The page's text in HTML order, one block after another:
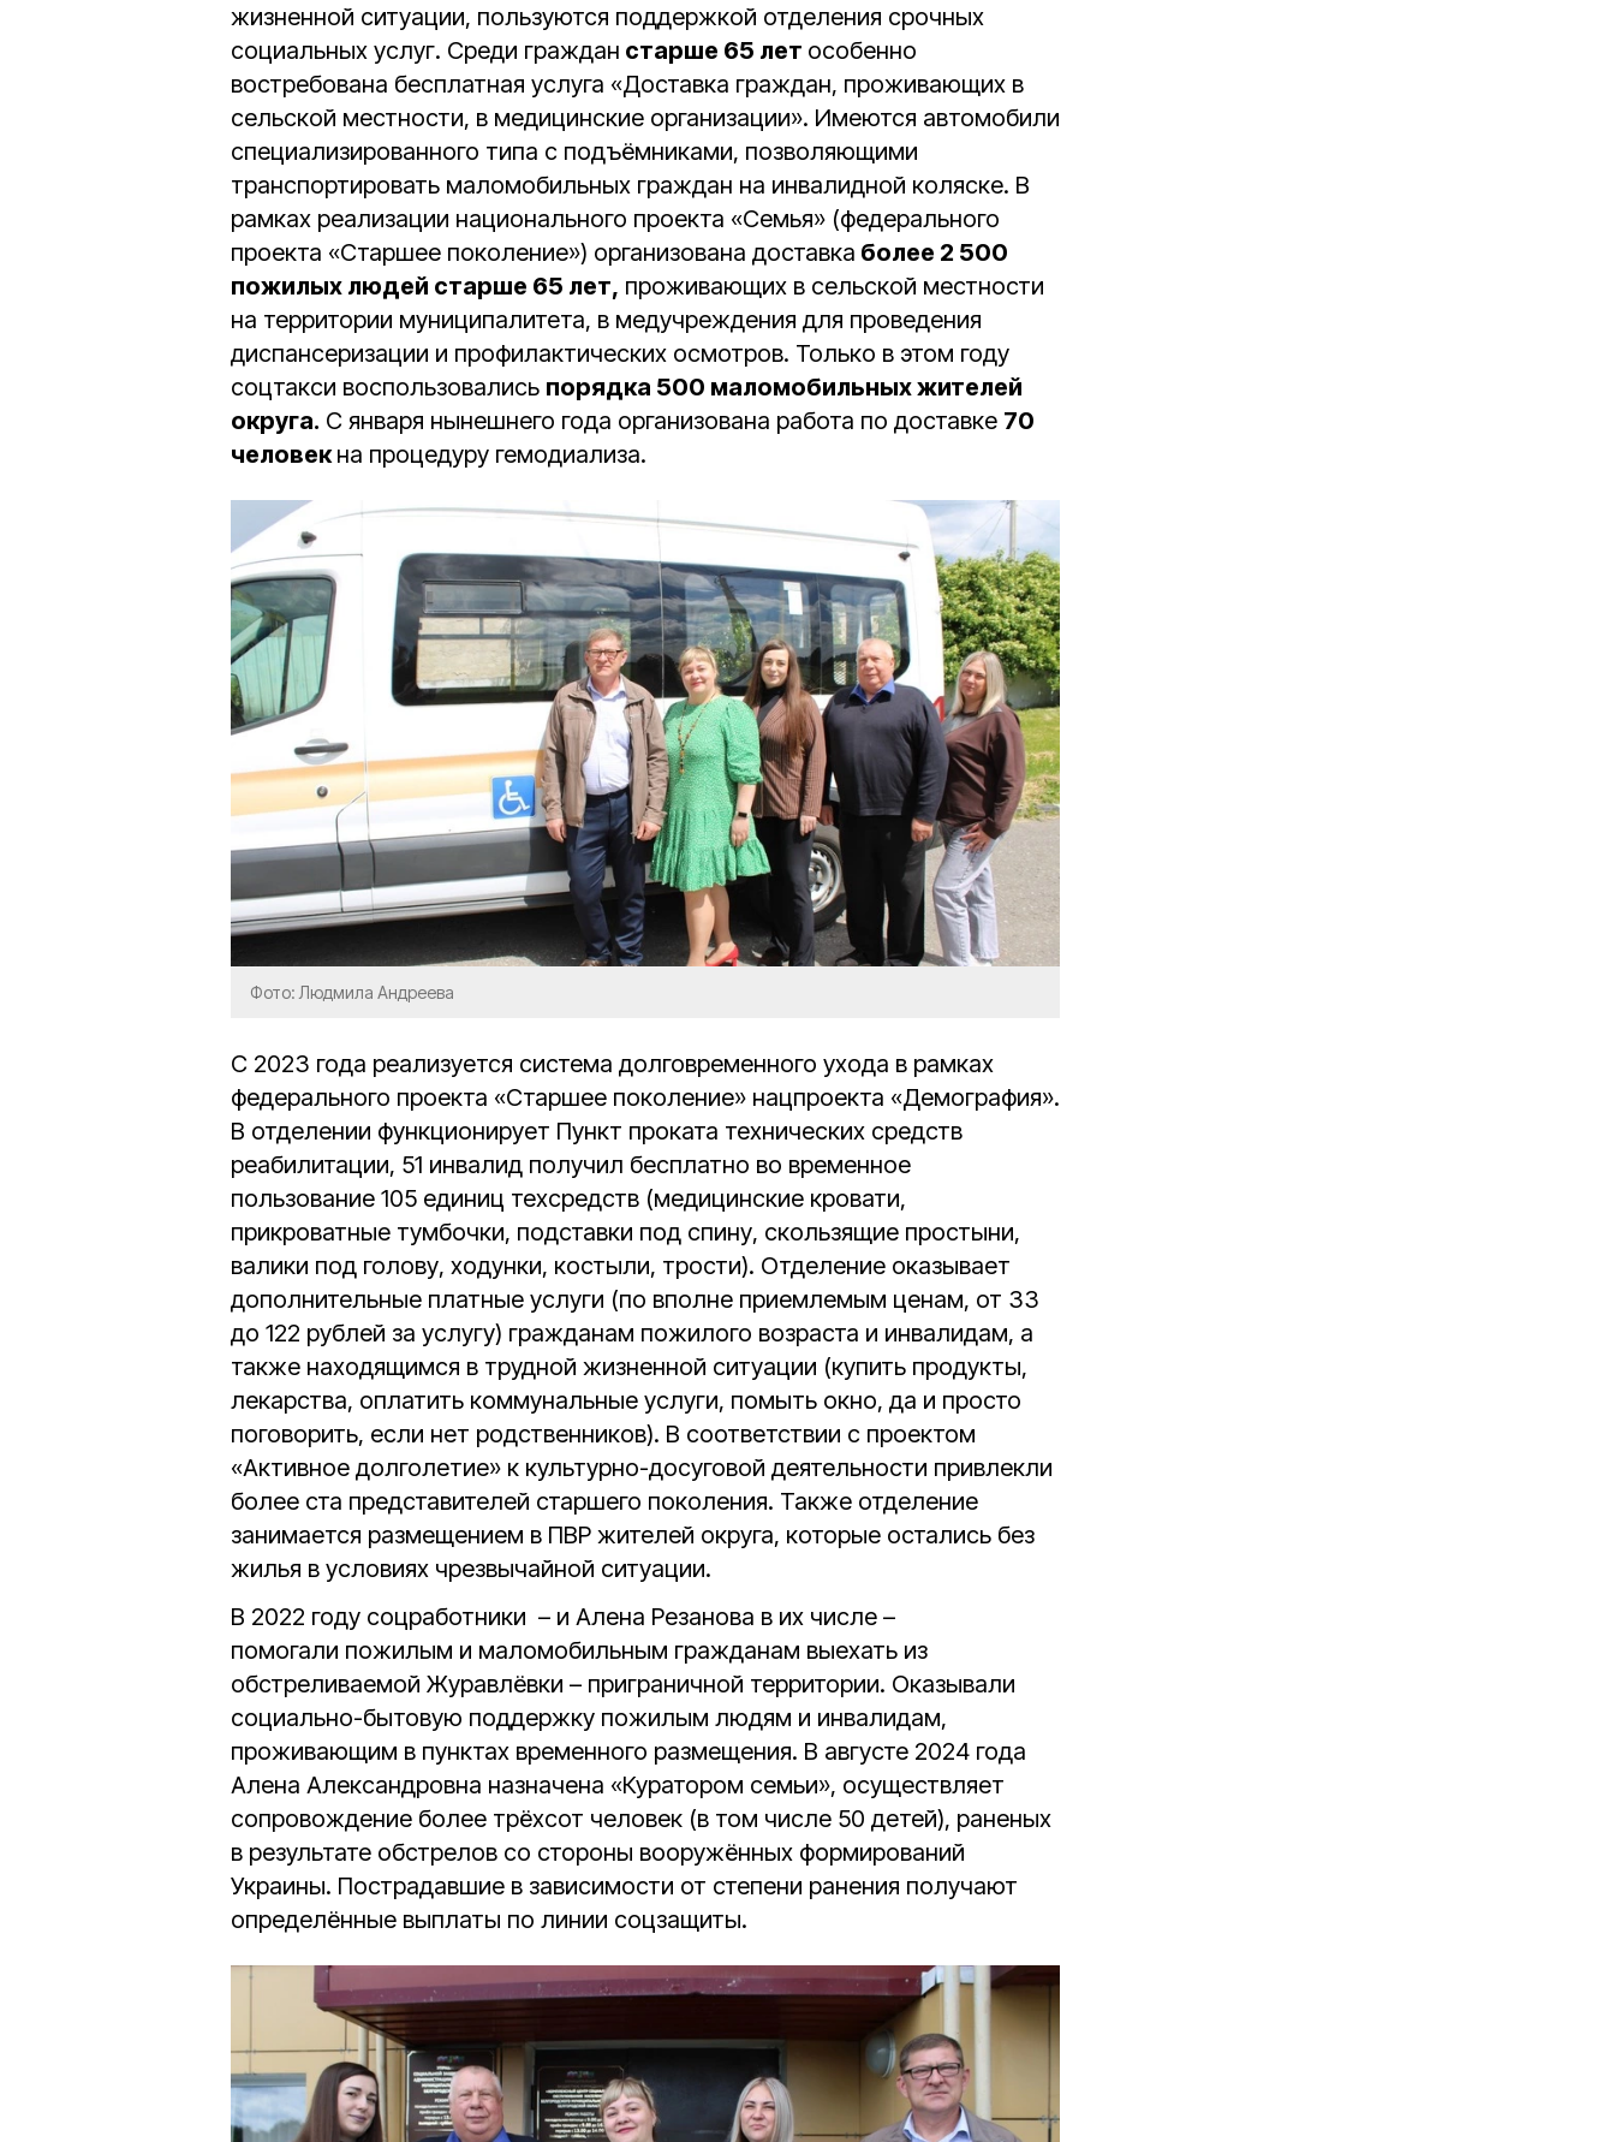
жизненной ситуации, пользуются поддержкой отделения срочных
социальных услуг. Среди граждан старше 65 лет особенно
востребована бесплатная услуга «Доставка граждан, проживающих в
сельской местности, в медицинские организации». Имеются автомобили
специализированного типа с подъёмниками, позволяющими
транспортировать маломобильных граждан на инвалидной коляске. В
рамках реализации национального проекта «Семья» (федерального
проекта «Старшее поколение») организована доставка более 2 500
пожилых людей старше 65 лет, проживающих в сельской местности
на территории муниципалитета, в медучреждения для проведения
диспансеризации и профилактических осмотров. Только в этом году
соцтакси воспользовались порядка 500 маломобильных жителей
округа. С января нынешнего года организована работа по доставке 70
человекна процедуру гемодиализа.
Фото: Людмила Андреева
С 2023 года реализуется система долговременного ухода в рамках
федерального проекта «Старшее поколение» нацпроекта «Демография».
В отделении функционирует Пункт проката технических средств
реабилитации, 51 инвалид получил бесплатно во временное
пользование 105 единиц техсредств (медицинские кровати,
прикроватные тумбочки, подставки под спину, скользящие простыни,
валики под голову, ходунки, костыли, трости). Отделение оказывает
дополнительные платные услуги (по вполне приемлемым ценам, от 33
до 122 рублей за услугу) гражданам пожилого возраста и инвалидам, а
также находящимся в трудной жизненной ситуации (купить продукты,
лекарства, оплатить коммунальные услуги, помыть окно, да и просто
поговорить, если нет родственников). В соответствии с проектом
«Активное долголетие» к культурно-досуговой деятельности привлекли
более ста представителей старшего поколения. Также отделение
занимается размещением в ПВР жителей округа, которые остались без
жилья в условиях чрезвычайной ситуации.
В 2022 году соцработники – и Алена Резанова в их числе –
помогали пожилым и маломобильным гражданам выехать из
обстреливаемой Журавлёвки – приграничной территории. Оказывали
социально-бытовую поддержку пожилым людям и инвалидам,
проживающим в пунктах временного размещения. В августе 2024 года
Алена Александровна назначена «Куратором семьи», осуществляет
сопровождение более трёхсот человек (в том числе 50 детей), раненых
в результате обстрелов со стороны вооружённых формирований
Украины. Пострадавшие в зависимости от степени ранения получают
определённые выплаты по линии соцзащиты.